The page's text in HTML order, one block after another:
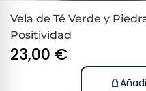
Vela de Té Verde y
Positividad
23,00 €